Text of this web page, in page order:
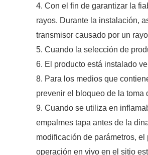
4. Con el fin de garantizar la
rayos. Durante la instalación,
transmisor causado por un
5. Cuando la selección de
6. El producto está instalado
8. Para los medios que
prevenir el bloqueo de la toma
9. Cuando se utiliza en
empalmes tapa antes de la
modificación de parámetros,
operación en vivo en el sitio